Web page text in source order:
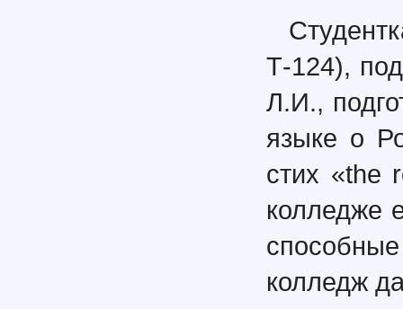
Т-124),
Л.И.,
языке о
стих «the
колледже
колледж